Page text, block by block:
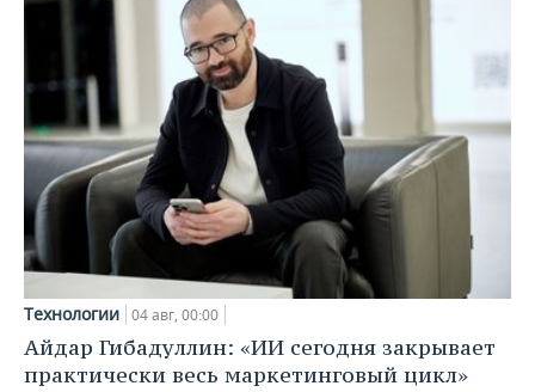
Технологии 04 авг, 00:00
Айдар Гибадуллин: «ИИ сегодня закрывает
практически весь маркетинговый цикл»